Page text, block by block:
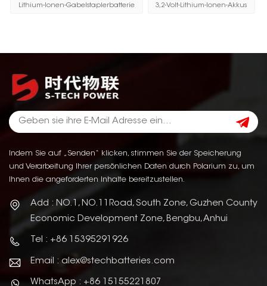
Lithium-Ionen-Gabelstaplerbatterie 3,2-Volt-Lithium-Ionen-Akkus
Indem Sie auf „Senden“ klicken, stimmen Sie der Speicherung
und Verarbeitung Ihrer persönlichen Daten durch Polarium zu, um
Ihnen die angeforderten Inhalte bereitzustellen.
Add : NO.1, NO.11Road, South Zone, Guzhen County
Economic Development Zone, Bengbu, Anhui
Tel : +86 15395291926
Email : alex@stechbatteries.com
WhatsApp : +86 15155221807